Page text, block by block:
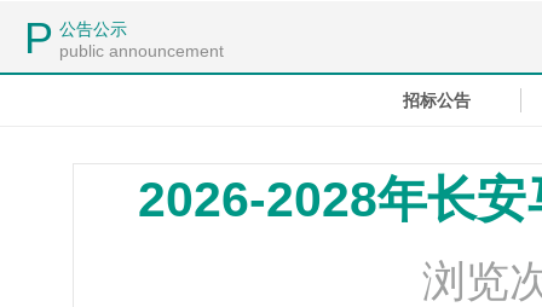
P 公告公示
public announcement
招标公告
2026-2028年长
浏览